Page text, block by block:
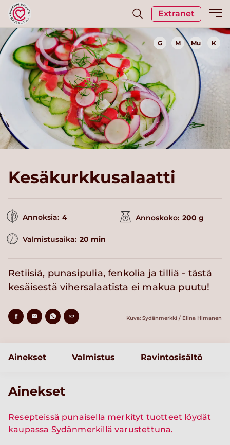
Extranet
G M Mu K
Kesäkurkkusalaatti
Annoksia: 4 Annoskoko: 200 g
Valmistusaika: 20 min
Retiisiä, punasipulia, fenkolia ja tilliä - tästä
kesäisestä vihersalaatista ei makua puutu!
Kuva: Sydänmerkki / Elina Himanen
Ainekset Valmistus Ravintosisältö
Ainekset
Resepteissä punaisella merkityt tuotteet löydät
kaupassa Sydänmerkillä varustettuna.